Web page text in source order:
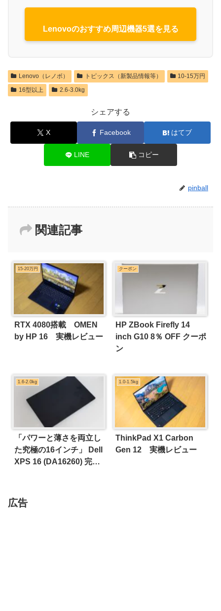
Lenovoのおすすめ周辺機器5選を見る
Lenovo（レノボ） トピックス（新製品情報等）
10-15万円
16型以上
2.6-3.0kg
シェアする
X Facebook はてブ
LINE コピー
pinball
関連記事
15-20万円
RTX 4080搭載 OMEN
by HP 16 実機レビュー
クーポン
HP ZBook Firefly 14
inch G10 8％ OFF クーポ
ン
1.6-2.0kg
「パワーと薄さを両立し
た究極の16インチ」 Dell
XPS 16 (DA16260) 完全
1.0-1.5kg
ThinkPad X1 Carbon
Gen 12 実機レビュー
広告